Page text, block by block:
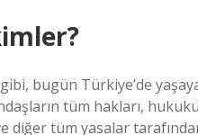
gibi, bugün Türkiye’de
tüm hakları,
diğer tüm yasalar